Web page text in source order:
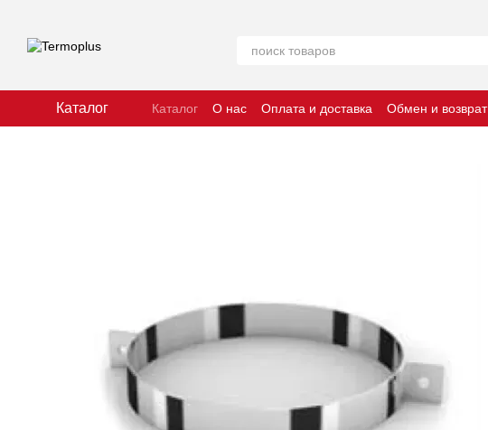
Каталог Каталог О нас Оплата и доставка Обмен и возврат